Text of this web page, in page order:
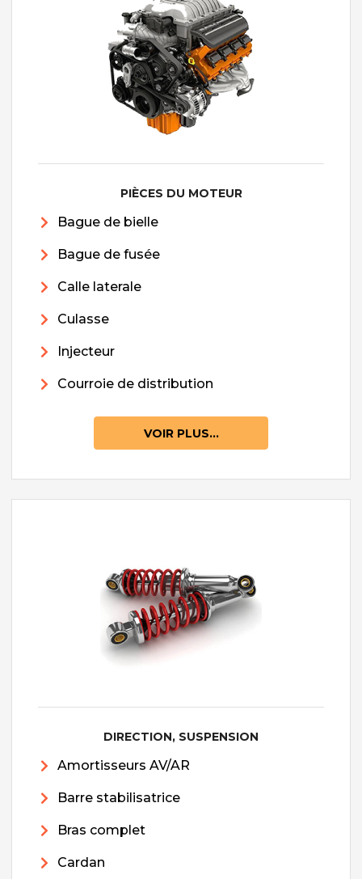
PIÈCES DU MOTEUR
Bague de bielle
Bague de fusée
Calle laterale
Culasse
Injecteur
Courroie de distribution
VOIR PLUS...
DIRECTION, SUSPENSION
Amortisseurs AV/AR
Barre stabilisatrice
Bras complet
Cardan